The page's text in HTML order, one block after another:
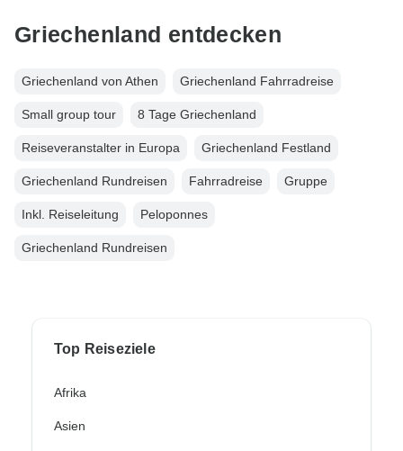
Griechenland entdecken
Griechenland von Athen Griechenland Fahrradreise
Small group tour 8 Tage Griechenland
Reiseveranstalter in Europa Griechenland Festland
Griechenland Rundreisen Fahrradreise Gruppe
Inkl. Reiseleitung Peloponnes
Griechenland Rundreisen
Top Reiseziele
Afrika
Asien